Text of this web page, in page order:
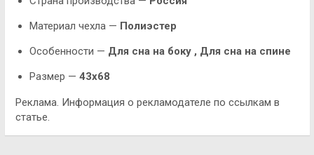
Материал чехла — Полиэстер
Особенности — Для сна на боку , Для сна на спине
Размер — 43х68
Реклама. Информация о рекламодателе по ссылкам в
статье.